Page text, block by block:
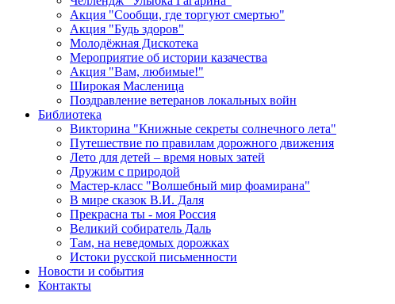
Акция "Сообщи, где торгуют смертью"
Акция "Будь здоров"
Молодёжная Дискотека
Мероприятие об истории казачества
Акция "Вам, любимые!"
Широкая Масленица
Поздравление ветеранов локальных войн
Библиотека
Викторина "Книжные секреты солнечного лета"
Путешествие по правилам дорожного движения
Лето для детей – время новых затей
Дружим с природой
Мастер-класс "Волшебный мир фоамирана"
В мире сказок В.И. Даля
Прекрасна ты - моя Россия
Великий собиратель Даль
Там, на неведомых дорожках
Истоки русской письменности
Новости и события
Контакты